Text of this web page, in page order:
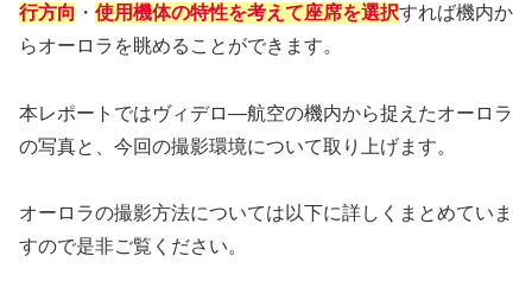
行方向 ・ 使用機体の特性を考えて座席を選択すれば機内か
らオーロラを眺めることができます。
本レポートではヴィデロ―航空の機内から捉えたオーロラ
の写真と、今回の撮影環境について取り上げます。
オーロラの撮影方法については以下に詳しくまとめていま
すので是非ご覧ください。